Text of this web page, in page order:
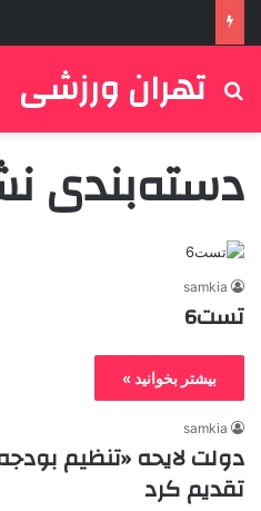
تهران ورزشی
جستجو برای
دسته‌بندی
samkia
تست6
بیشتر بخوانید »
samkia
دولت لایحه «تنظیم
تقدیم کرد